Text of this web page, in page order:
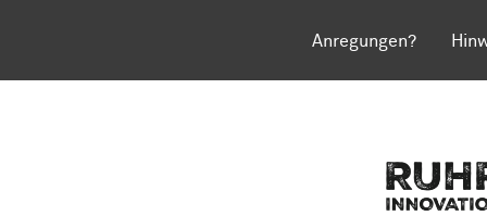
Anregungen?